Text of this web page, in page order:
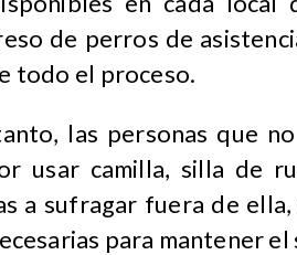
de perros de
todo el proceso.
las personas que
usar camilla, silla de
a sufragar fuera de
para mantener